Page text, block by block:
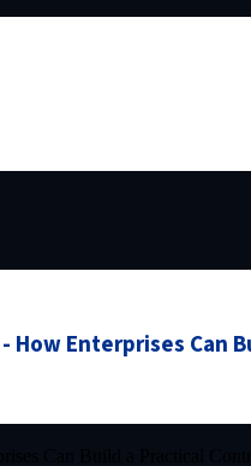
How Enterprises Can